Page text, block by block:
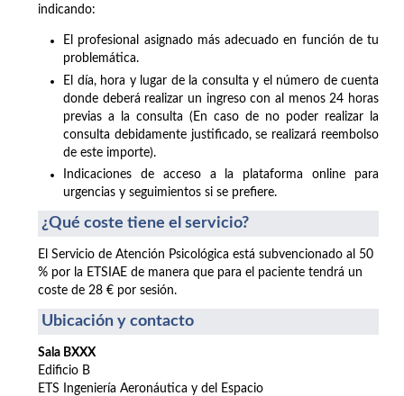
indicando:
El profesional asignado más adecuado en función de tu
problemática.
El día, hora y lugar de la consulta y el número de cuenta
donde deberá realizar un ingreso con al menos 24 horas
previas a la consulta (En caso de no poder realizar la
consulta debidamente justificado, se realizará reembolso
de este importe).
Indicaciones de acceso a la plataforma online para
urgencias y seguimientos si se prefiere.
¿Qué coste tiene el servicio?
El Servicio de Atención Psicológica está subvencionado al 50
% por la ETSIAE de manera que para el paciente tendrá un
coste de 28 € por sesión.
Ubicación y contacto
Sala BXXX
Edificio B
ETS Ingeniería Aeronáutica y del Espacio